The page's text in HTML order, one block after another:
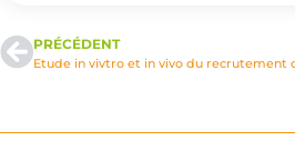
PRÉCÉDENT
Etude in vivtro et in vivo du recrutement